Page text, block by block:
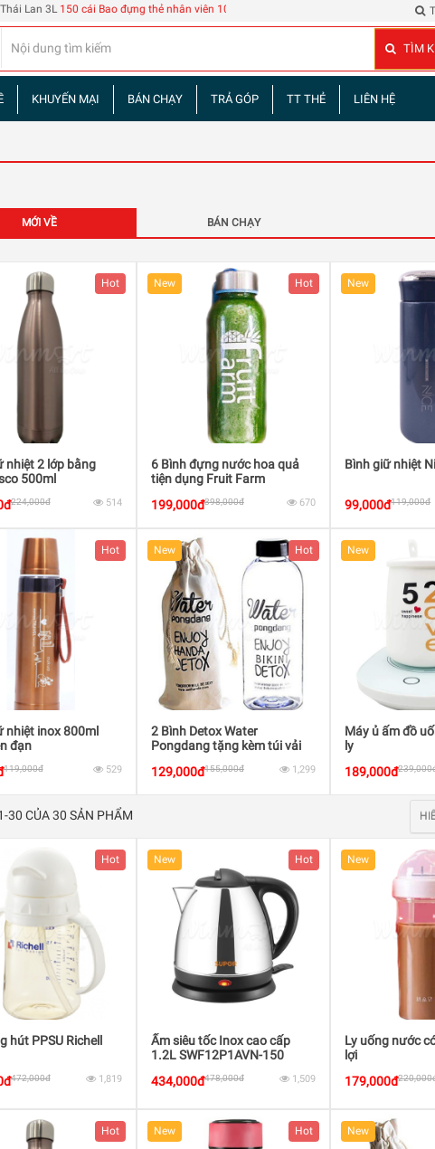
cái Bao đựng thẻ nhân viên 108 | 60 tập truyện tranh Tam Quốc Diễn Nghĩa Đừng phê
TÌM
KHUYẾN MẠI BÁN CHẠY TRẢ GÓP TT THẺ LIÊN HỆ
MỚI VỀ BÁN CHẠY
Hot
nhiệt 2 lớp bằng
500ml
224,000đ 514
New Hot
6 Bình đựng nước hoa quả
tiện dụng Fruit Farm
199,000đ398,000đ 670
New
Bình giữ nhiệt
99,000đ119,000đ
Hot
nhiệt inox 800ml
đạn
119,000đ 529
New Hot
2 Bình Detox Water
Pongdang tặng kèm túi vải
129,000đ155,000đ 1,299
New
Máy ủ ấm đồ
ly
189,000đ
30 CỦA 30 SẢN PHẨM
Hot
hút PPSU Richell
472,000đ 1,819
New Hot
Ấm siêu tốc Inox cao cấp
1.2L SWF12P1AVN-150
434,000đ478,000đ 1,509
New
Ly uống nước
lợi
179,000đ
Hot New Hot New